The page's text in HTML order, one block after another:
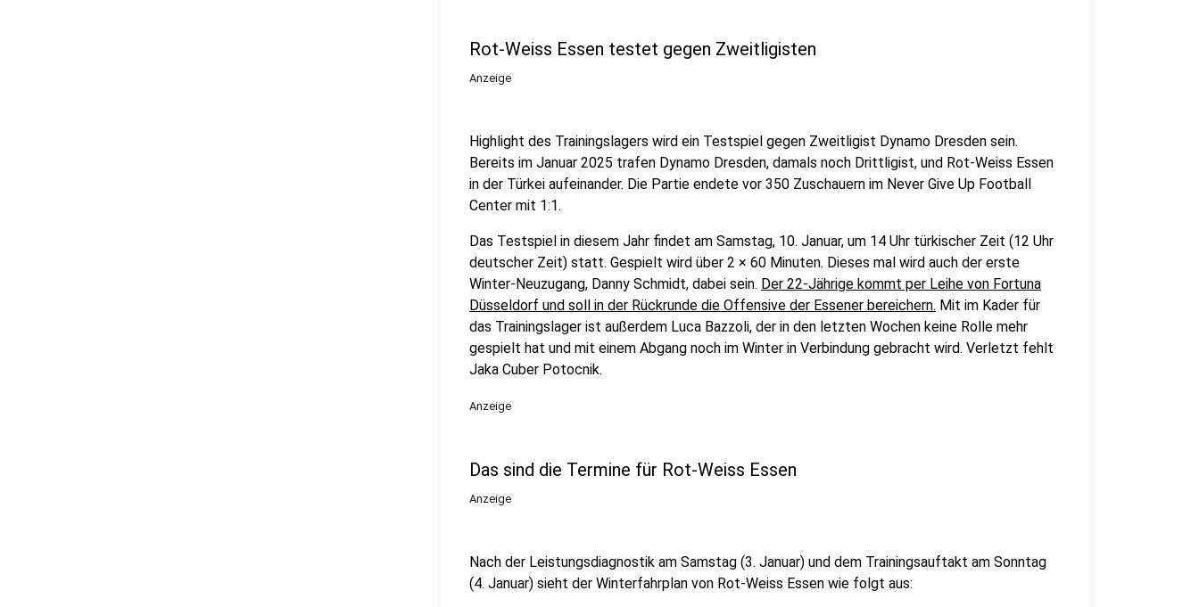
Rot-Weiss Essen testet gegen Zweitligisten
Anzeige
Highlight des Trainingslagers wird ein Testspiel gegen Zweitligist Dynamo Dresden sein.
Bereits im Januar 2025 trafen Dynamo Dresden, damals noch Drittligist, und Rot-Weiss Essen
in der Türkei aufeinander. Die Partie endete vor 350 Zuschauern im Never Give Up Football
Center mit 1:1.
Das Testspiel in diesem Jahr findet am Samstag, 10. Januar, um 14 Uhr türkischer Zeit (12 Uhr
deutscher Zeit) statt. Gespielt wird über 2 × 60 Minuten. Dieses mal wird auch der erste
Winter-Neuzugang, Danny Schmidt, dabei sein. Der 22-Jährige kommt per Leihe von Fortuna
Düsseldorf und soll in der Rückrunde die Offensive der Essener bereichern. Mit im Kader für
das Trainingslager ist außerdem Luca Bazzoli, der in den letzten Wochen keine Rolle mehr
gespielt hat und mit einem Abgang noch im Winter in Verbindung gebracht wird. Verletzt fehlt
Jaka Cuber Potocnik.
Anzeige
Das sind die Termine für Rot-Weiss Essen
Anzeige
Nach der Leistungsdiagnostik am Samstag (3. Januar) und dem Trainingsauftakt am Sonntag
(4. Januar) sieht der Winterfahrplan von Rot-Weiss Essen wie folgt aus: